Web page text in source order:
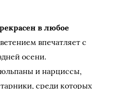
в любое
впечатляет с
осени.
и нарциссы,
среди которых